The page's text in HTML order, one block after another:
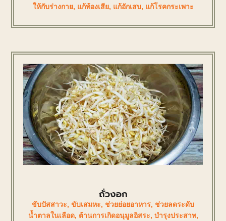
ให้กับร่างกาย, แก้ท้องเสีย, แก้อักเสบ, แก้โรคกระเพาะ
ถั่วงอก
ขับปัสสาวะ, ขับเสมหะ, ช่วยย่อยอาหาร, ช่วยลดระดับ
น้ำตาลในเลือด, ต้านการเกิดอนุมูลอิสระ, บำรุงประสาท,